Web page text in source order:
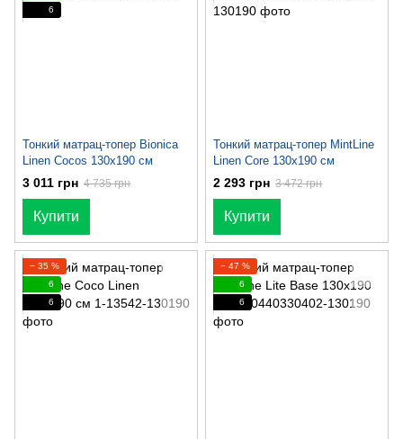
6
Тонкий матрац-топер Bionica
Linen Cocos 130x190 см
3 011 грн 4 735 грн
Купити
Тонкий матрац-топер MintLine
Linen Core 130x190 см
2 293 грн 3 472 грн
Купити
− 35 %
6
6
− 47 %
6
6